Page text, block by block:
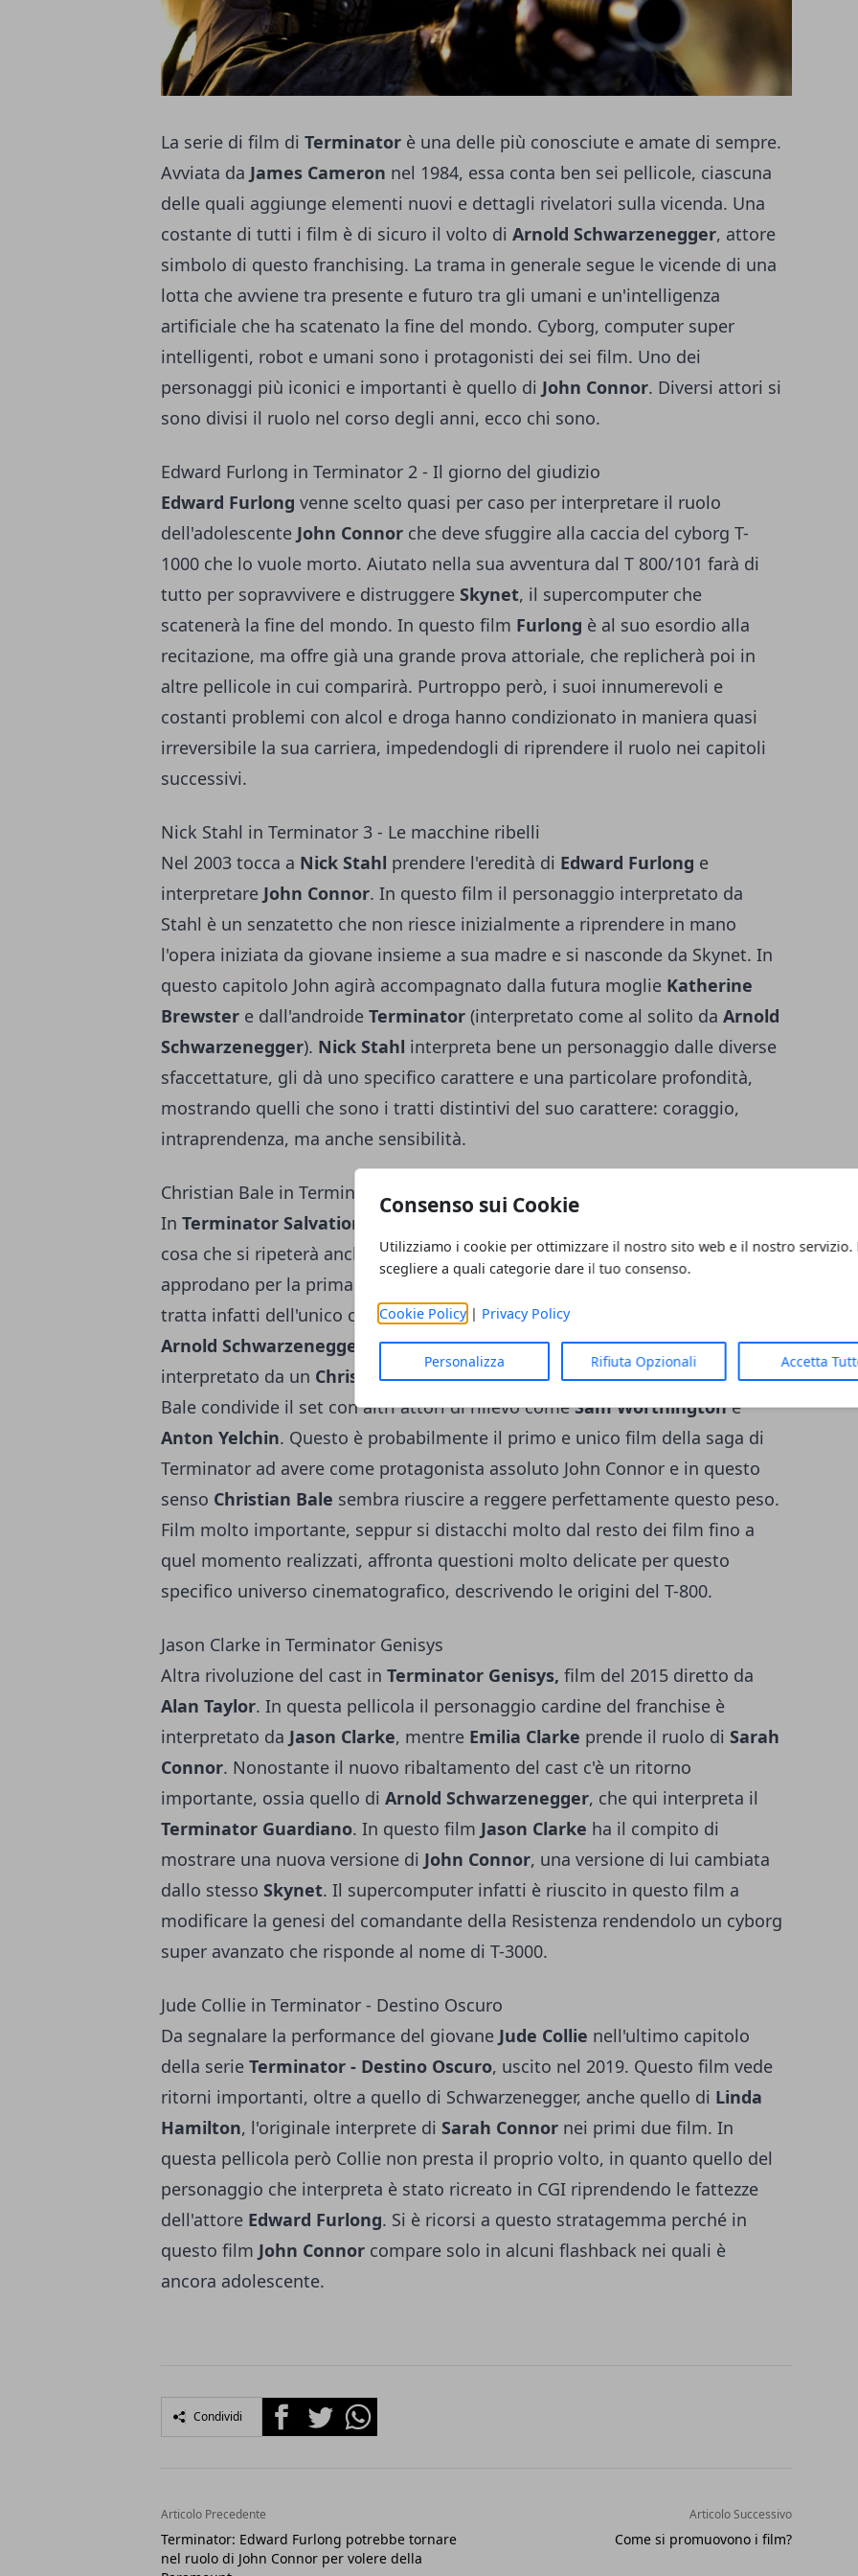
Consenso sui Cookie
Utilizziamo i cookie per ottimizzare il nostro sito web e il nostro servizio.
scegliere a quali categorie dare il tuo consenso.
Cookie Policy| Privacy Policy
Personalizza Rifiuta Opzionali Accetta
La serie di film di Terminator è una delle più conosciute e amate di sempre.
Avviata da James Cameron nel 1984, essa conta ben sei pellicole, ciascuna
delle quali aggiunge elementi nuovi e dettagli rivelatori sulla vicenda. Una
costante di tutti i film è di sicuro il volto di Arnold Schwarzenegger, attore
simbolo di questo franchising. La trama in generale segue le vicende di una
lotta che avviene tra presente e futuro tra gli umani e un'intelligenza
artificiale che ha scatenato la fine del mondo. Cyborg, computer super
intelligenti, robot e umani sono i protagonisti dei sei film. Uno dei
personaggi più iconici e importanti è quello di John Connor. Diversi attori si
sono divisi il ruolo nel corso degli anni, ecco chi sono.
Edward Furlong in Terminator 2 - Il giorno del giudizio
Edward Furlong venne scelto quasi per caso per interpretare il ruolo
dell'adolescente John Connor che deve sfuggire alla caccia del cyborg T-
1000 che lo vuole morto. Aiutato nella sua avventura dal T 800/101 farà di
tutto per sopravvivere e distruggere Skynet, il supercomputer che
scatenerà la fine del mondo. In questo film Furlong è al suo esordio alla
recitazione, ma offre già una grande prova attoriale, che replicherà poi in
altre pellicole in cui comparirà. Purtroppo però, i suoi innumerevoli e
costanti problemi con alcol e droga hanno condizionato in maniera quasi
irreversibile la sua carriera, impedendogli di riprendere il ruolo nei capitoli
successivi.
Nick Stahl in Terminator 3 - Le macchine ribelli
Nel 2003 tocca a Nick Stahl prendere l'eredità di Edward Furlong e
interpretare John Connor. In questo film il personaggio interpretato da
Stahl è un senzatetto che non riesce inizialmente a riprendere in mano
l'opera iniziata da giovane insieme a sua madre e si nasconde da Skynet. In
questo capitolo John agirà accompagnato dalla futura moglie Katherine
Brewster e dall'androide Terminator (interpretato come al solito da Arnold
Schwarzenegger). Nick Stahl interpreta bene un personaggio dalle diverse
sfaccettature, gli dà uno specifico carattere e una particolare profondità,
mostrando quelli che sono i tratti distintivi del suo carattere: coraggio,
intraprendenza, ma anche sensibilità.
Christian Bale in Terminator Salvation
In Terminator Salvation
cosa che si ripeterà anche nel capitolo successivo. Volti nuovi e inediti
approdano per la prima volta nella serie, scalzando anche alcuni veterani. Si
tratta infatti dell'unico capitolo della serie Terminator, in cui non è presente
Arnold Schwarzenegger
. In questa pellicolaJohn Connorviene
interpretato da un Christian Baleprobabilmente all'apice della sua carriera.
Bale condivide il set con altri attori di rilievo comeSam Worthingtone
Anton Yelchin. Questo è probabilmente il primo e unico film della saga di
Terminator ad avere come protagonista assoluto John Connor e in questo
senso Christian Bale sembra riuscire a reggere perfettamente questo peso.
Film molto importante, seppur si distacchi molto dal resto dei film fino a
quel momento realizzati, affronta questioni molto delicate per questo
specifico universo cinematografico, descrivendo le origini del T-800.
Jason Clarke in Terminator Genisys
Altra rivoluzione del cast in Terminator Genisys, film del 2015 diretto da
Alan Taylor. In questa pellicola il personaggio cardine del franchise è
interpretato da Jason Clarke, mentre Emilia Clarke prende il ruolo di Sarah
Connor. Nonostante il nuovo ribaltamento del cast c'è un ritorno
importante, ossia quello di Arnold Schwarzenegger, che qui interpreta il
Terminator Guardiano. In questo film Jason Clarke ha il compito di
mostrare una nuova versione di John Connor, una versione di lui cambiata
dallo stesso Skynet. Il supercomputer infatti è riuscito in questo film a
modificare la genesi del comandante della Resistenza rendendolo un cyborg
super avanzato che risponde al nome di T-3000.
Jude Collie in Terminator - Destino Oscuro
Da segnalare la performance del giovane Jude Collie nell'ultimo capitolo
della serie Terminator - Destino Oscuro, uscito nel 2019. Questo film vede
ritorni importanti, oltre a quello di Schwarzenegger, anche quello di Linda
Hamilton, l'originale interprete di Sarah Connor nei primi due film. In
questa pellicola però Collie non presta il proprio volto, in quanto quello del
personaggio che interpreta è stato ricreato in CGI riprendendo le fattezze
dell'attore Edward Furlong. Si è ricorsi a questo stratagemma perché in
questo film John Connor compare solo in alcuni flashback nei quali è
ancora adolescente.
Condividi FacebookTwitterWhatsapp
Articolo Precedente
Terminator: Edward Furlong potrebbe tornare
nel ruolo di John Connor per volere della
Articolo Successivo
Come si promuovono i film?